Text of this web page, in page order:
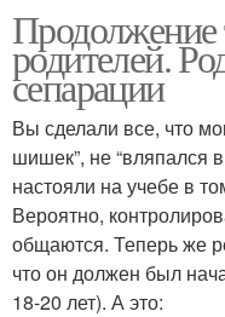
Продолжение
родителей.
сепарации
Вы сделали все, что
шишек”, не “вляпался
настояли на учебе в
Вероятно,
общаются. Теперь же
что он должен был
18-20 лет). А это: